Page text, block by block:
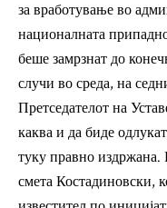
за вработување во
националната
беше замрзнат до
случи во среда, на
Претседателот на
каква и да биде
туку правно издржана.
смета Костадиновски,